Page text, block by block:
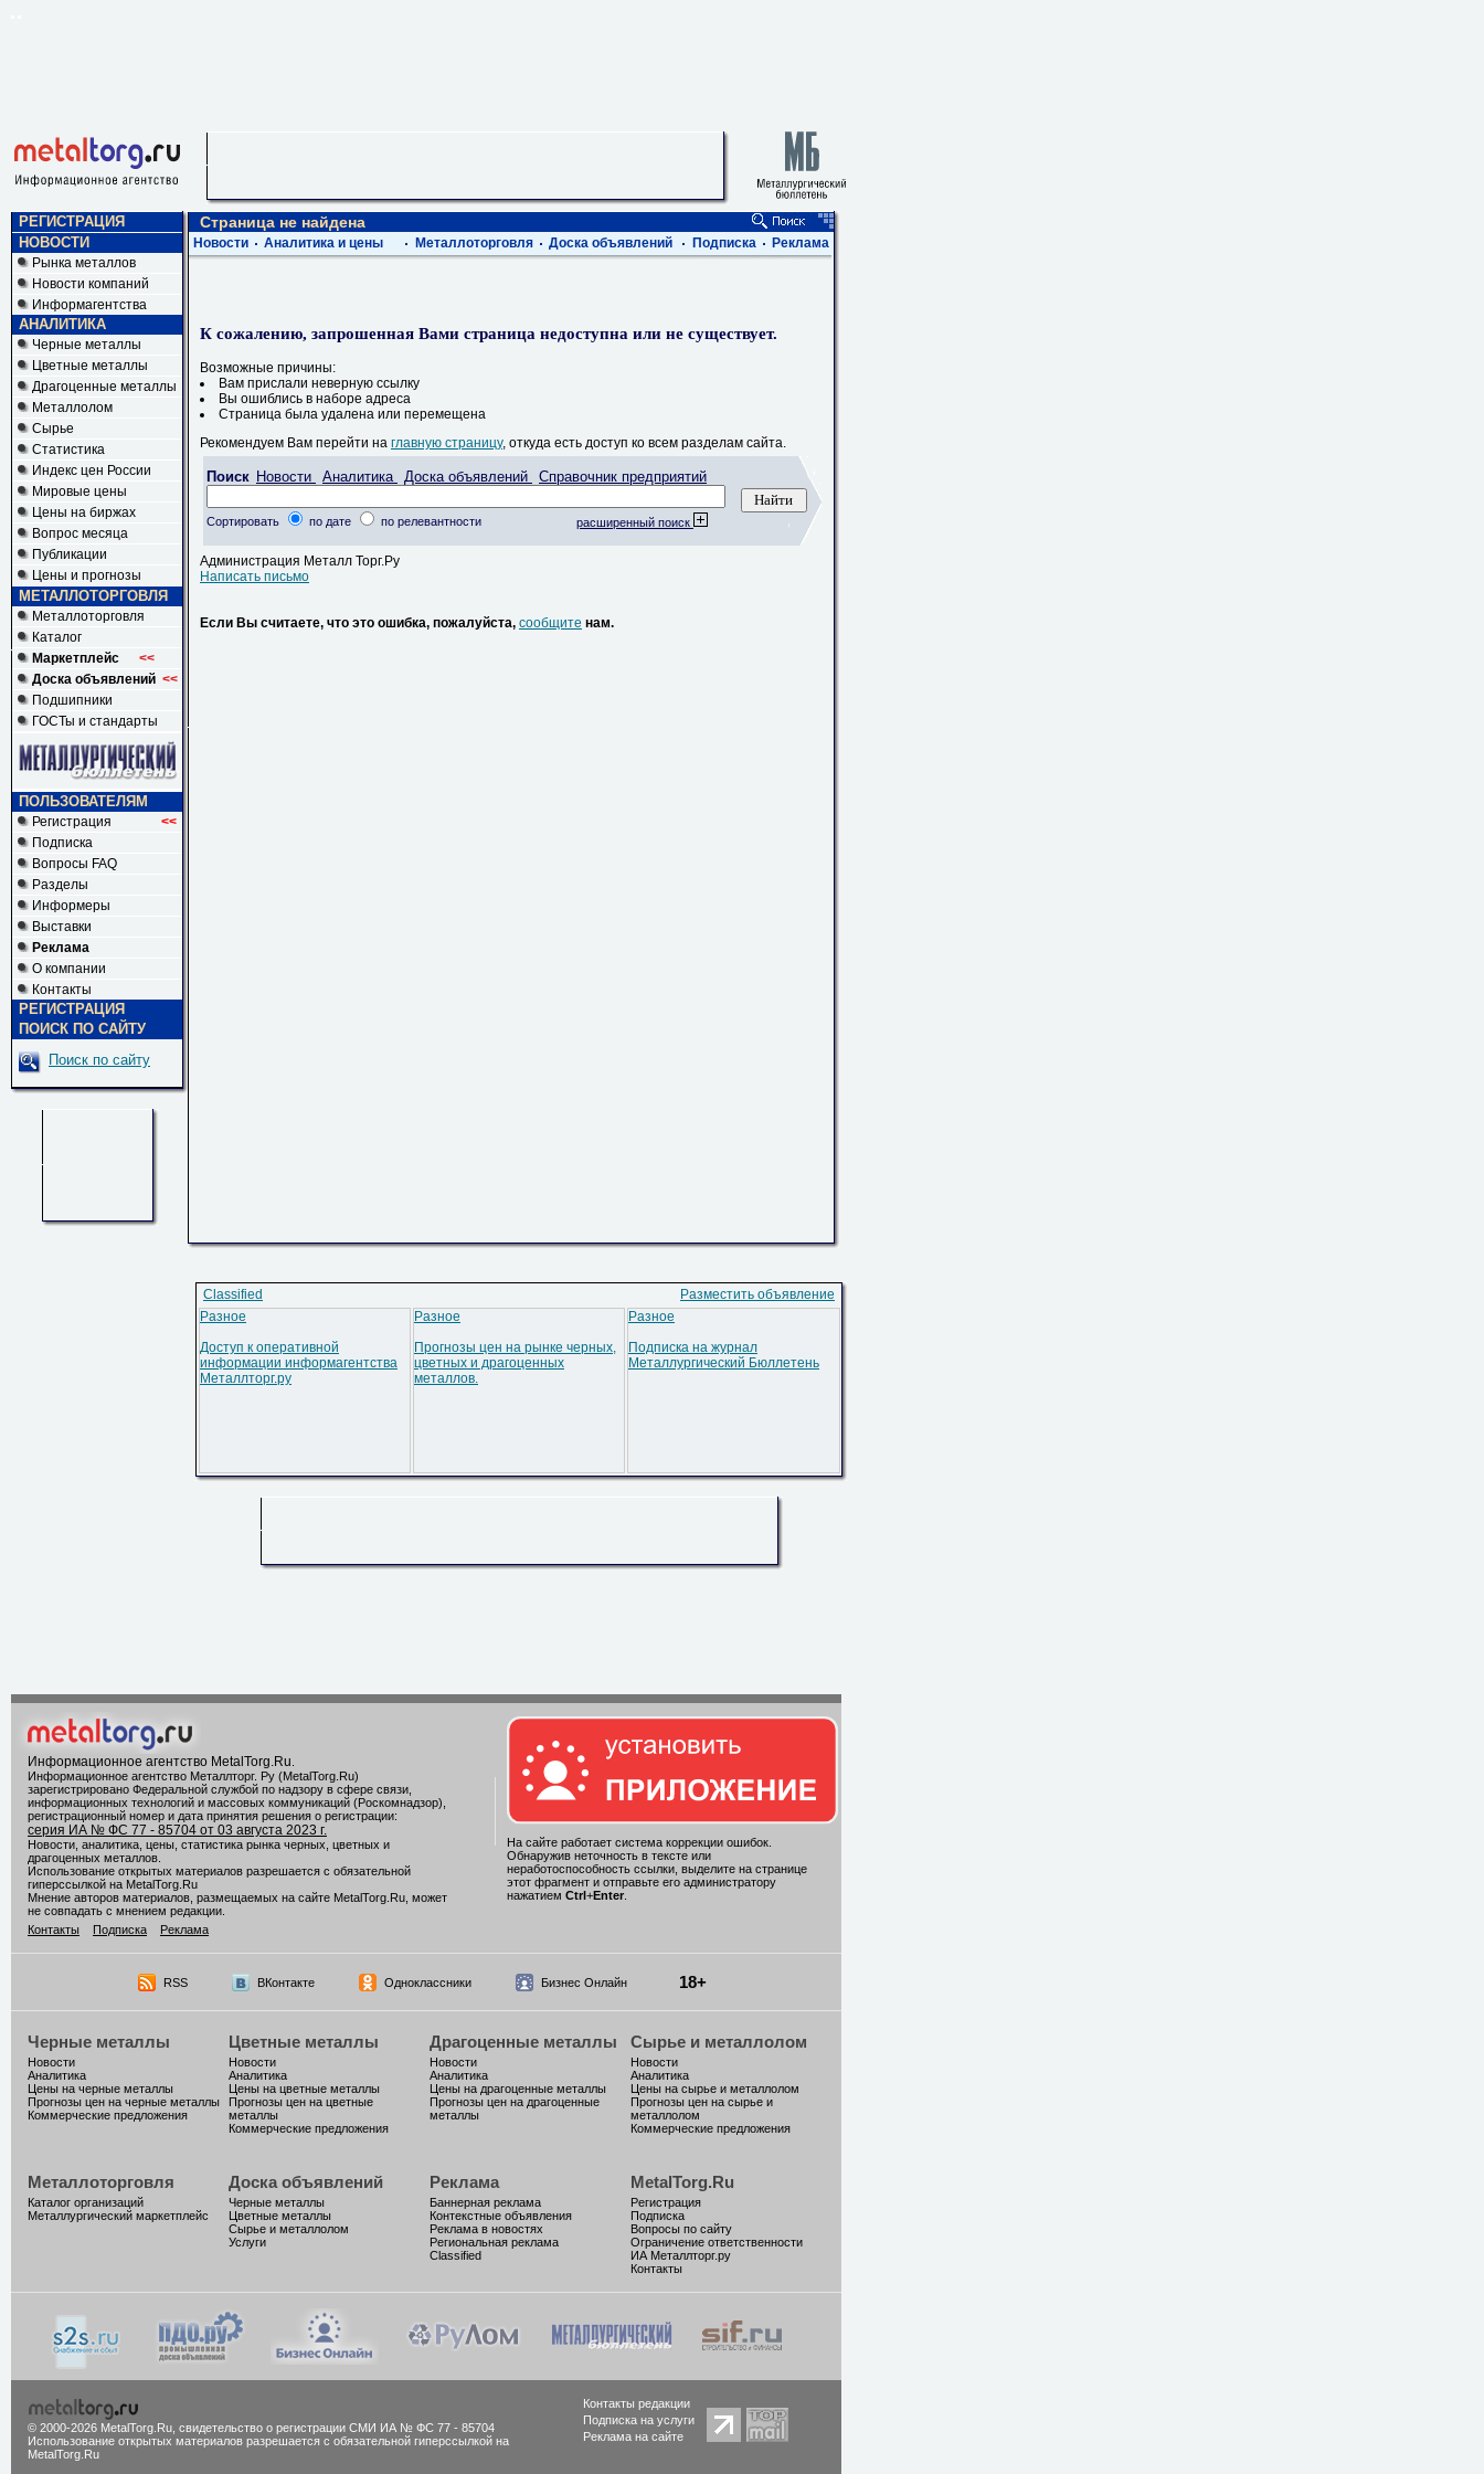
РЕГИСТРАЦИЯ
НОВОСТИ
Рынка металлов
Новости компаний
Информагентства
АНАЛИТИКА
Черные металлы
Цветные металлы
Драгоценные металлы
Металлолом
Сырье
Статистика
Индекс цен России
Мировые цены
Цены на биржах
Вопрос месяца
Публикации
Цены и прогнозы
МЕТАЛЛОТОРГОВЛЯ
Металлоторговля
Каталог
Маркетплейс
<<
Доска объявлений <<
Подшипники
ГОСТы и стандарты
ПОЛЬЗОВАТЕЛЯМ
Регистрация <<
Подписка
Вопросы FAQ
Разделы
Информеры
Выставки
Реклама
О компании
Контакты
РЕГИСТРАЦИЯ
ПОИСК ПО САЙТУ
Поиск по сайту
Страница не найдена
Новости Аналитика и цены Металлоторговля Доска объявлений Подписка Реклама
К сожалению, запрошенная Вами страница недоступна или не существует.
Возможные причины:
Вам прислали неверную ссылку
Вы ошиблись в наборе адреса
Страница была удалена или перемещена
Рекомендуем Вам перейти на главную страницу, откуда есть доступ ко всем разделам сайта.
Поиск Новости Аналитика Доска объявлений Справочник предприятий
Сортировать по дате по релевантности расширенный поиск
Администрация Металл Торг.Ру
Написать письмо
Если Вы считаете, что это ошибка, пожалуйста, сообщите нам.
Classified
Разместить объявление
Разное
Доступ к оперативной
информации информагентства
Металлторг.ру
Разное
Прогнозы цен на рынке черных,
цветных и драгоценных
металлов.
Разное
Подписка на журнал
Металлургический Бюллетень
Информационное агентство MetalTorg.Ru
Информационное агентство Металлторг. Ру (MetalTorg.Ru)
зарегистрировано Федеральной службой по надзору в сфере связи,
информационных технологий и массовых коммуникаций (Роскомнадзор),
регистрационный номер и дата принятия решения о регистрации:
серия ИА № ФС 77 - 85704 от 03 августа 2023 г.
Новости, аналитика, цены, статистика рынка черных, цветных и
драгоценных металлов.
Использование открытых материалов разрешается с обязательной
гиперссылкой на MetalTorg.Ru
Мнение авторов материалов, размещаемых на сайте MetalTorg.Ru, может
не совпадать с мнением редакции.
Контакты
Подписка Реклама
На сайте работает система коррекции ошибок.
Обнаружив неточность в тексте или
неработоспособность ссылки, выделите на странице
этот фрагмент и отправьте его администратору
нажатием Ctrl +Enter.
RSS ВКонтакте Одноклассники Бизнес Онлайн 18+
Черные металлы
Новости
Аналитика
Цены на черные металлы
Прогнозы цен на черные металлы
Коммерческие предложения
Цветные металлы
Новости
Аналитика
Цены на цветные металлы
Прогнозы цен на цветные
металлы
Коммерческие предложения
Драгоценные металлы
Новости
Аналитика
Цены на драгоценные металлы
Прогнозы цен на драгоценные
металлы
Сырье и металлолом
Новости
Аналитика
Цены на сырье и металлолом
Прогнозы цен на сырье и
металлолом
Коммерческие предложения
Металлоторговля
Каталог организаций
Металлургический маркетплейс
Доска объявлений
Черные металлы
Цветные металлы
Сырье и металлолом
Услуги
Реклама
Баннерная реклама
Контекстные объявления
Реклама в новостях
Региональная реклама
Classified
MetalTorg.Ru
Регистрация
Подписка
Вопросы по сайту
Ограничение ответственности
ИА Металлторг.ру
Контакты
© 2000-2026 MetalTorg.Ru, cвидетельство о регистрации СМИ ИА № ФС 77 - 85704
Использование открытых материалов разрешается с обязательной гиперссылкой на
MetalTorg.Ru
Контакты редакции
Подписка на услуги
Реклама на сайте